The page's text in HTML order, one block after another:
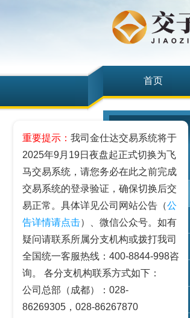
首页
公司概况
公司公告
公司动态
员工信息
联系我们
重要提示： 我司金仕达交易系统将于
2025年9月19日夜盘起正式切换为飞
马交易系统，请您务必在此之前完成
交易系统的登录验证，确保切换后交
易正常。具体详见公司网站公告（公
告详情请点击）、微信公众号。如有
疑问请联系所属分支机构或拨打我司
全国统一客服热线：400-8844-998咨
询。 各分支机构联系方式如下：
公司总部（成都）：028-
86269305，028-86267870